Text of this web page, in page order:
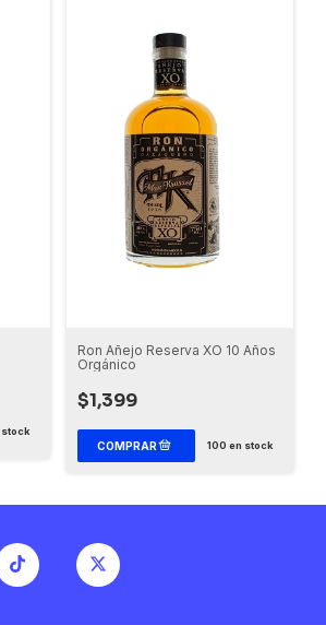
stock
Ron Añejo Reserva XO 10 Años
Orgánico
$1,399
100 en stock